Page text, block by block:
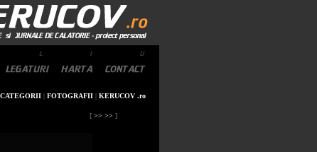
CATEGORII | FOTOGRAFII | KERUCOV .ro
[>> >> ]